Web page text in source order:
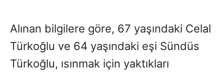
Alınan bilgilere göre, 67 yaşındaki Celal
Türkoğlu ve 64 yaşındaki eşi Sündüs
Türkoğlu, ısınmak için yaktıkları